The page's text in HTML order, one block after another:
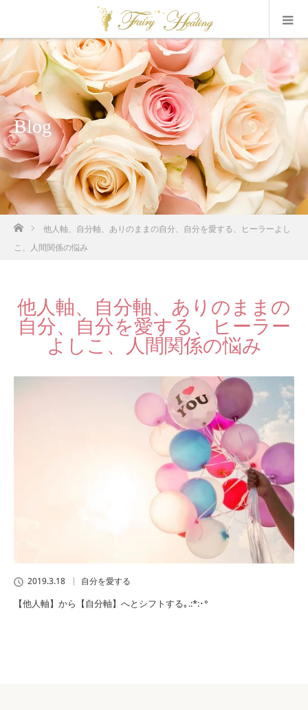
Blog
ホーム他人軸、自分軸、ありのままの自分、自分を愛する、ヒーラーよし
こ、人間関係の悩み
他人軸、自分軸、ありのままの
自分、自分を愛する、ヒーラー
よしこ、人間関係の悩み
2019.3.18 自分を愛する
【他人軸】から【自分軸】へとシフトする｡.:*:･°